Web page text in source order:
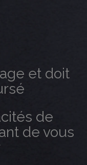
et doit
de
de vous